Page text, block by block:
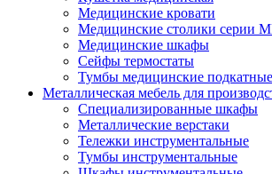
Медицинские кровати
Медицинские столики серии
Медицинские шкафы
Сейфы термостаты
Тумбы медицинские подкатные
Металлическая мебель для
Cпециализированные шкафы
Металлические верстаки
Тележки инструментальные
Тумбы инструментальные